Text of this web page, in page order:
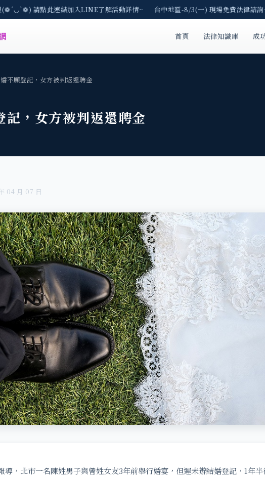
請點此連結加入LINE了解活動詳情~ 台中地區-8/3(一) 現場免費法律諮詢~
首頁 法律知識庫 成
不願登記，女方被判返還聘金
記，女方被判返還聘金
04 月 07 日
導，北市一名陳姓男子與曾姓女友3年前舉行婚宴，但遲未辦結婚登記，1年